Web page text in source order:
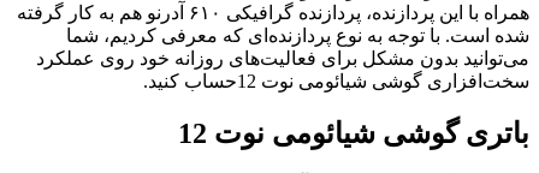
همراه با این پردازنده، پردازنده گرافیکی ۶۱۰ آدرنو هم به کار گرفته
است. با توجه به نوع پردازنده‌ای که معرفی کردیم، شما
بدون مشکل برای فعالیت‌های روزانه خود روی عملکرد
گوشی شیائومی نوت 12حساب کنید.
گوشی شیائومی نوت 12